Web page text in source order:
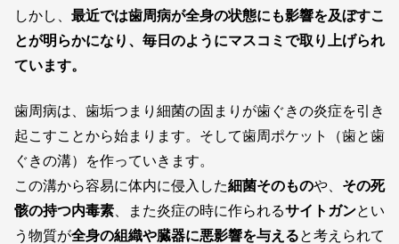
しかし、 最近では歯周病が全身の状態にも影響を及ぼすこ
とが明らかになり、毎日のようにマスコミで取り上げられ
ています。
歯周病は、歯垢つまり細菌の固まりが歯ぐきの炎症を引き
起こすことから始まります。そして歯周ポケット（歯と歯
ぐきの溝）を作っていきます。
この溝から容易に体内に侵入した細菌そのものや、 その死
骸の持つ内毒素 、また炎症の時に作られるサイトガンとい
う物質が全身の組織や臓器に悪影響を与えると考えられて